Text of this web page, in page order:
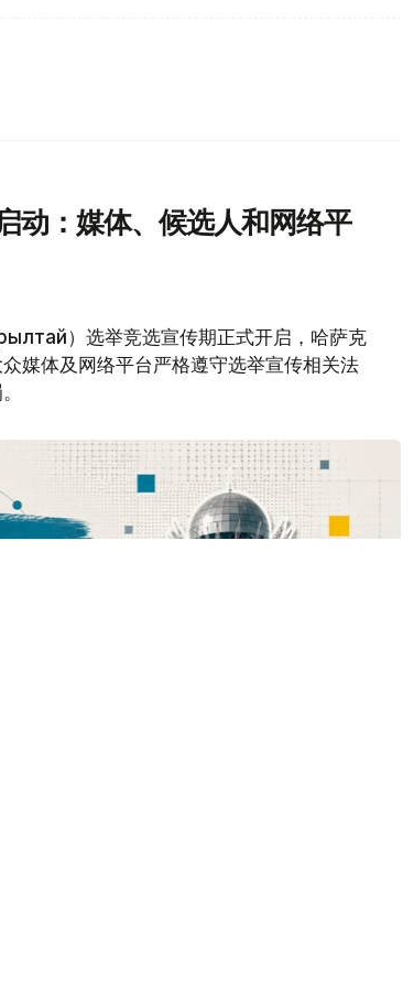
动：媒体、候选人和网络平
）选举竞选宣传期正式开启，哈萨克
媒体及网络平台严格遵守选举宣传相关法